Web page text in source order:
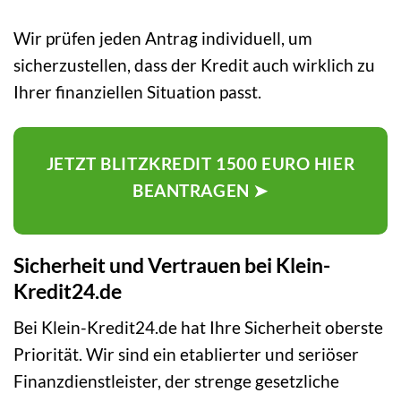
Wir prüfen jeden Antrag individuell, um
sicherzustellen, dass der Kredit auch wirklich zu
Ihrer finanziellen Situation passt.
JETZT BLITZKREDIT 1500 EURO HIER
BEANTRAGEN ➤
Sicherheit und Vertrauen bei Klein-
Kredit24.de
Bei Klein-Kredit24.de hat Ihre Sicherheit oberste
Priorität. Wir sind ein etablierter und seriöser
Finanzdienstleister, der strenge gesetzliche